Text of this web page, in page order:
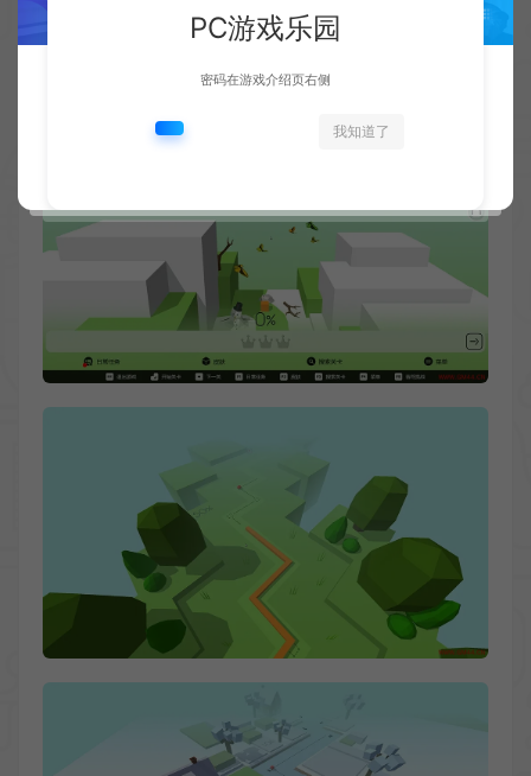
显卡: NVIDIA GTX 1060／AMD Radeon RX 480 或
更高配置
PC游戏乐园
密码在游戏介绍页右侧
我知道了